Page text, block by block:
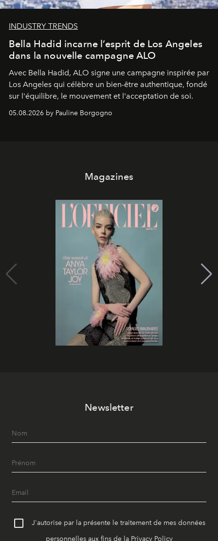
INDUSTRY TRENDS
Bella Hadid incarne l’esprit de Los Angeles
dans la nouvelle campagne ALO
Avec Bella Hadid, ALO signe une campagne inspirée par
Los Angeles qui célèbre un bien-être authentique, fondé
sur l'équilibre, le mouvement et l'acceptation de soi.
05.08.2026 by Pauline Borgogno
Magazines
Newsletter
J'autorise par la présente le traitement de mes données
personnelles aux fins de la Privacy Policy